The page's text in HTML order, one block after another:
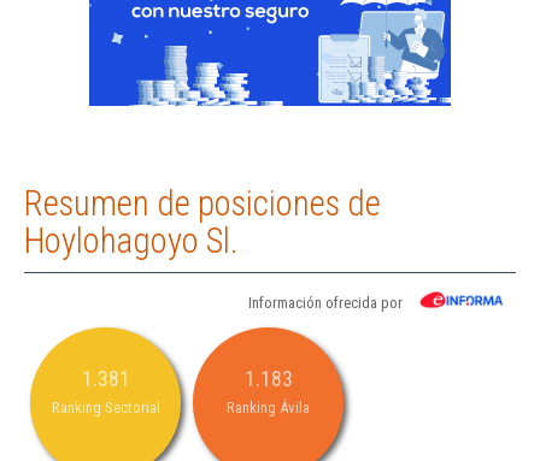
Resumen de posiciones de
Hoylohagoyo Sl.
Información ofrecida por
1.381
Ranking Sectorial
1.183
Ranking Ávila